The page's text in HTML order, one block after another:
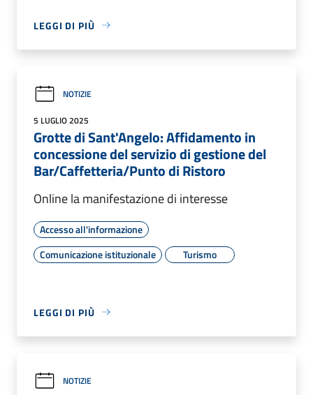
LEGGI DI PIÙ
NOTIZIE
5 LUGLIO 2025
Grotte di Sant'Angelo: Affidamento in
concessione del servizio di gestione del
Bar/Caffetteria/Punto di Ristoro
Online la manifestazione di interesse
Accesso all'informazione
Comunicazione istituzionale
Turismo
LEGGI DI PIÙ
NOTIZIE